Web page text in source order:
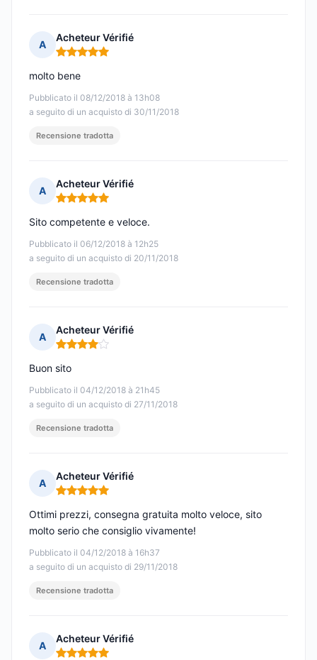
A
Acheteur Vérifié
Nota: 5 su 5
Pubblicato il 08/12/2018 à 13h08
a seguito di un acquisto di 30/11/2018
molto bene
Recensione tradotta
A
Acheteur Vérifié
Nota: 5 su 5
Pubblicato il 06/12/2018 à 12h25
a seguito di un acquisto di 20/11/2018
Sito competente e veloce.
Recensione tradotta
A
Acheteur Vérifié
Nota: 4 su 5
Pubblicato il 04/12/2018 à 21h45
a seguito di un acquisto di 27/11/2018
Buon sito
Recensione tradotta
A
Acheteur Vérifié
Nota: 5 su 5
Pubblicato il 04/12/2018 à 16h37
a seguito di un acquisto di 29/11/2018
Ottimi prezzi, consegna gratuita molto veloce, sito
molto serio che consiglio vivamente!
Recensione tradotta
A
Acheteur Vérifié